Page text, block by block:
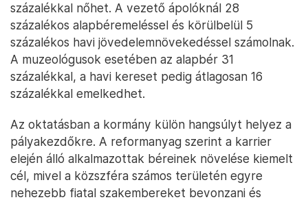
százalékkal nőhet. A vezető ápolóknál 28
százalékos alapbéremeléssel és körülbelül 5
százalékos havi jövedelemnövekedéssel számolnak.
A muzeológusok esetében az alapbér 31
százalékkal, a havi kereset pedig átlagosan 16
százalékkal emelkedhet.
Az oktatásban a kormány külön hangsúlyt helyez a
pályakezdőkre. A reformanyag szerint a karrier
elején álló alkalmazottak béreinek növelése kiemelt
cél, mivel a közszféra számos területén egyre
nehezebb fiatal szakembereket bevonzani és